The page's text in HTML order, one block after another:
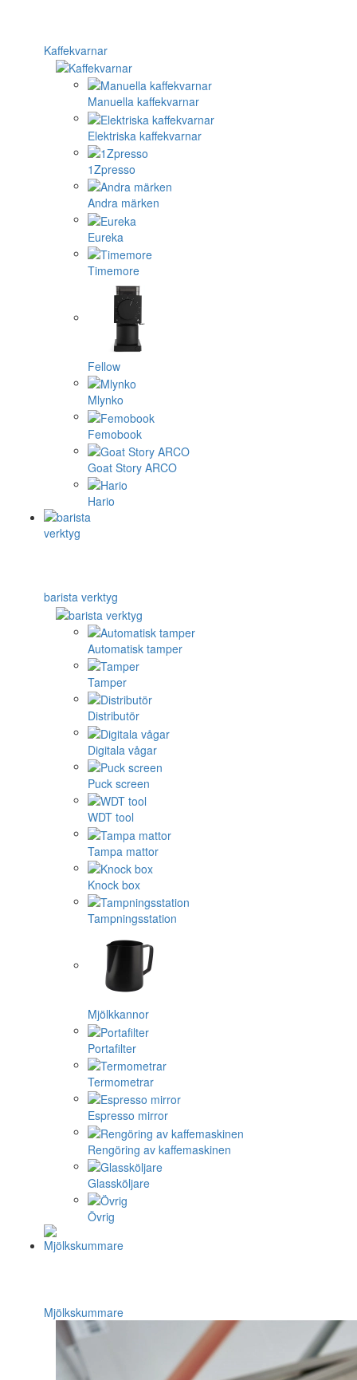
Kaffekvarnar
Manuella kaffekvarnar
Elektriska kaffekvarnar
1Zpresso
Andra märken
Eureka
Timemore
Fellow
Mlynko
Femobook
Goat Story ARCO
Hario
barista verktyg
Automatisk tamper
Tamper
Distributör
Digitala vågar
Puck screen
WDT tool
Tampa mattor
Knock box
Tampningsstation
Mjölkkannor
Portafilter
Termometrar
Espresso mirror
Rengöring av kaffemaskinen
Glassköljare
Övrig
Mjölkskummare